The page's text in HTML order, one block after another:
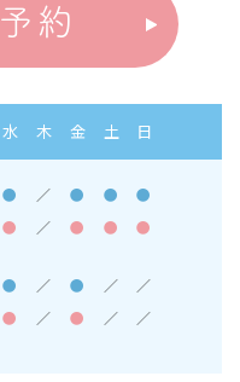
予約
水 木 金 土 日
● ／ ● ●
●
● ／ ● ● ●
● ／ ● ／ ／
● ／ ● ／ ／